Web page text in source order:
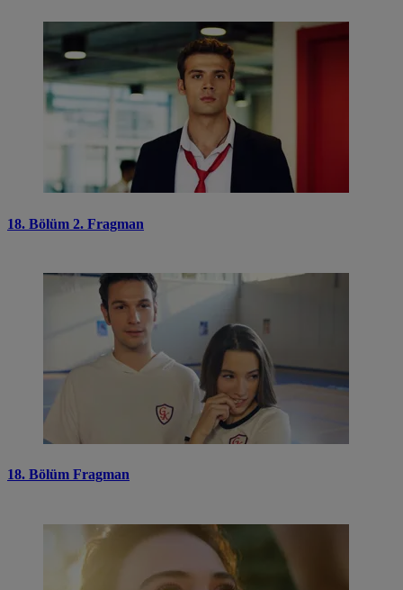
18. Bölüm 2. Fragman
18. Bölüm Fragman